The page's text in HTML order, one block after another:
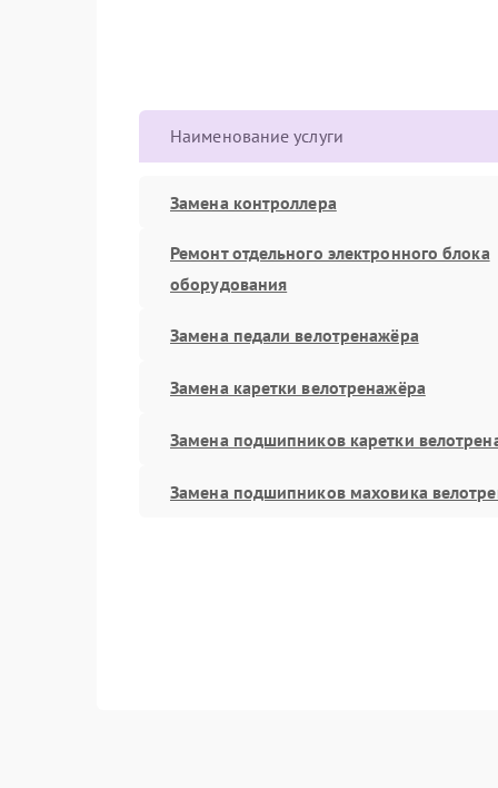
Наименование услуги
Замена контроллера
Ремонт отдельного электронного блока
оборудования
Замена педали велотренажёра
Замена каретки велотренажёра
Замена подшипников каретки
Замена подшипников маховика